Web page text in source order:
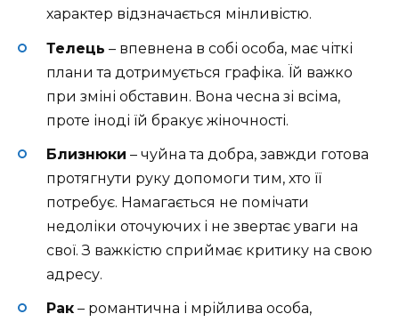
характер відзначається мінливістю.
Телець – впевнена в собі особа, має чіткі
плани та дотримується графіка. Їй важко
при зміні обставин. Вона чесна зі всіма,
проте іноді їй бракує жіночності.
Близнюки – чуйна та добра, завжди готова
протягнути руку допомоги тим, хто її
потребує. Намагається не помічати
недоліки оточуючих і не звертає уваги на
свої. З важкістю сприймає критику на свою
адресу.
Рак – романтична і мрійлива особа,